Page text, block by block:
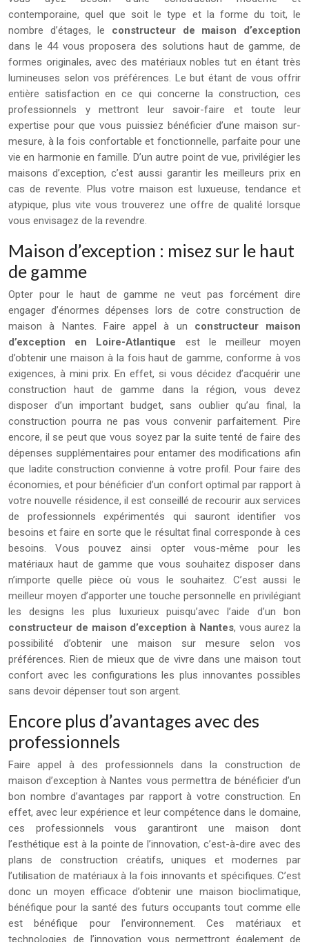
contemporaine, quel que soit le type et la forme du toit, le
nombre d’étages, le constructeur de maison d’exception
dans le 44 vous proposera des solutions haut de gamme, de
formes originales, avec des matériaux nobles tut en étant très
lumineuses selon vos préférences. Le but étant de vous offrir
entière satisfaction en ce qui concerne la construction, ces
professionnels y mettront leur savoir-faire et toute leur
expertise pour que vous puissiez bénéficier d’une maison sur-
mesure, à la fois confortable et fonctionnelle, parfaite pour une
vie en harmonie en famille. D’un autre point de vue, privilégier les
maisons d’exception, c’est aussi garantir les meilleurs prix en
cas de revente. Plus votre maison est luxueuse, tendance et
atypique, plus vite vous trouverez une offre de qualité lorsque
vous envisagez de la revendre.
Maison d’exception : misez sur le haut
de gamme
Opter pour le haut de gamme ne veut pas forcément dire
engager d’énormes dépenses lors de cotre construction de
maison à Nantes. Faire appel à un constructeur maison
d’exception en Loire-Atlantique est le meilleur moyen
d’obtenir une maison à la fois haut de gamme, conforme à vos
exigences, à mini prix. En effet, si vous décidez d’acquérir une
construction haut de gamme dans la région, vous devez
disposer d’un important budget, sans oublier qu’au final, la
construction pourra ne pas vous convenir parfaitement. Pire
encore, il se peut que vous soyez par la suite tenté de faire des
dépenses supplémentaires pour entamer des modifications afin
que ladite construction convienne à votre profil. Pour faire des
économies, et pour bénéficier d’un confort optimal par rapport à
votre nouvelle résidence, il est conseillé de recourir aux services
de professionnels expérimentés qui sauront identifier vos
besoins et faire en sorte que le résultat final corresponde à ces
besoins. Vous pouvez ainsi opter vous-même pour les
matériaux haut de gamme que vous souhaitez disposer dans
n’importe quelle pièce où vous le souhaitez. C’est aussi le
meilleur moyen d’apporter une touche personnelle en privilégiant
les designs les plus luxurieux puisqu’avec l’aide d’un bon
constructeur de maison d’exception à Nantes, vous aurez la
possibilité d’obtenir une maison sur mesure selon vos
préférences. Rien de mieux que de vivre dans une maison tout
confort avec les configurations les plus innovantes possibles
sans devoir dépenser tout son argent.
Encore plus d’avantages avec des
professionnels
Faire appel à des professionnels dans la construction de
maison d’exception à Nantes vous permettra de bénéficier d’un
bon nombre d’avantages par rapport à votre construction. En
effet, avec leur expérience et leur compétence dans le domaine,
ces professionnels vous garantiront une maison dont
l’esthétique est à la pointe de l’innovation, c’est-à-dire avec des
plans de construction créatifs, uniques et modernes par
l’utilisation de matériaux à la fois innovants et spécifiques. C’est
donc un moyen efficace d’obtenir une maison bioclimatique,
bénéfique pour la santé des futurs occupants tout comme elle
est bénéfique pour l’environnement. Ces matériaux et
technologies de l’innovation vous permettront également de